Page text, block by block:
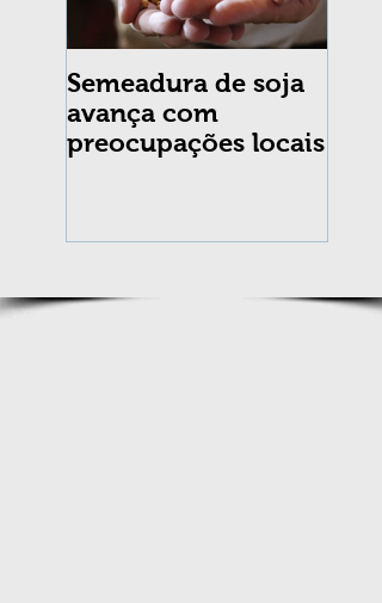
Semeadura de soja
avança com
preocupações locais